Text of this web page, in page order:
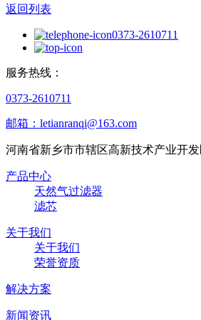
返回列表
0373-2610711
服务热线：
0373-2610711
邮箱：letianranqi@163.com
河南省新乡市市辖区高新技术产业开
产品中心
天然气过滤器
滤芯
关于我们
关于我们
荣誉资质
解决方案
新闻资讯